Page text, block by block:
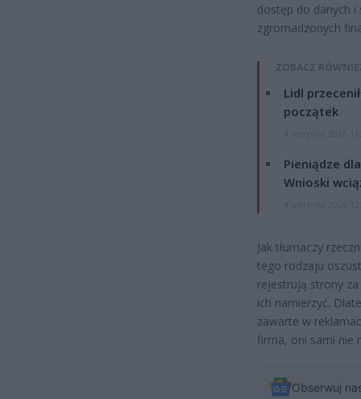
dostęp do danych
zgromadzonych
ZOBACZ
Lidl
początek
Pieniądze
Wnioski
Jak tłumaczy
tego rodzaju
rejestrują strony
ich namierzyć.
zawarte w
firma, oni sami nie
Obserwuj